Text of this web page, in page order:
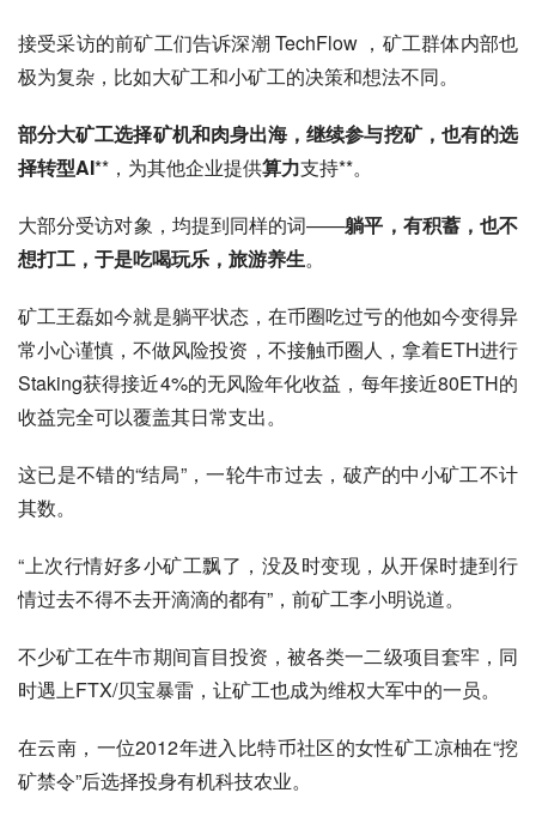
接受采访的前矿工们告诉深潮 TechFlow ，矿工群体内部也
极为复杂，比如大矿工和小矿工的决策和想法不同。
部分大矿工选择矿机和肉身出海，继续参与挖矿，也有的选
择转型AI**，为其他企业提供算力支持**。
大部分受访对象，均提到同样的词——躺平，有积蓄，也不
想打工，于是吃喝玩乐，旅游养生。
矿工王磊如今就是躺平状态，在币圈吃过亏的他如今变得异
常小心谨慎，不做风险投资，不接触币圈人，拿着ETH进行
Staking获得接近4%的无风险年化收益，每年接近80ETH的
收益完全可以覆盖其日常支出。
这已是不错的“结局”，一轮牛市过去，破产的中小矿工不计
其数。
“上次行情好多小矿工飘了，没及时变现，从开保时捷到行
情过去不得不去开滴滴的都有”，前矿工李小明说道。
不少矿工在牛市期间盲目投资，被各类一二级项目套牢，同
时遇上FTX/贝宝暴雷，让矿工也成为维权大军中的一员。
在云南，一位2012年进入比特币社区的女性矿工凉柚在“挖
矿禁令”后选择投身有机科技农业。